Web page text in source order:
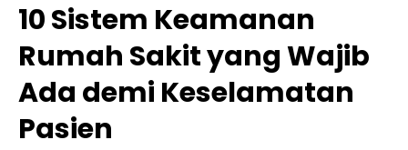
10 Sistem Keamanan
Rumah Sakit yang Wajib
Ada demi Keselamatan
Pasien